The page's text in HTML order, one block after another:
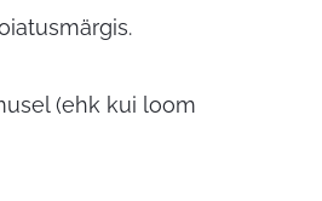
(ehk kui loom